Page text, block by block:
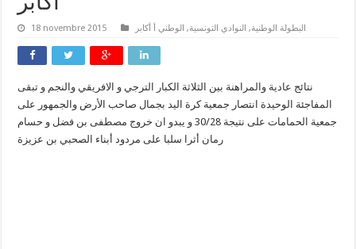
18 novembre 2015 البطولة الوطنية, النوادي التونسية, الوطني أ أكابر
نتائج عادية والمراهنة بين الثلاثة الكبار الترجي و الافريقي والنجم و تبقى
المفاجئة الوحيدة انتصار جمعية كرة اليد بجمال صاحب الأرض والجمهور على
جمعية الحمامات على نتيجة 30/28 و يبدو ان خروج مصطفى بن فضل و حسام
رمان أثرا سلبا على مردود أبناء الصحبي بن عزيزة